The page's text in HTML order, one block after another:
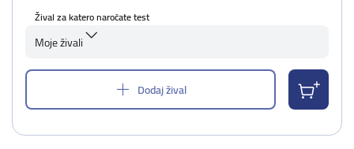
Žival za katero naročate test
Moje živali
Dodaj žival